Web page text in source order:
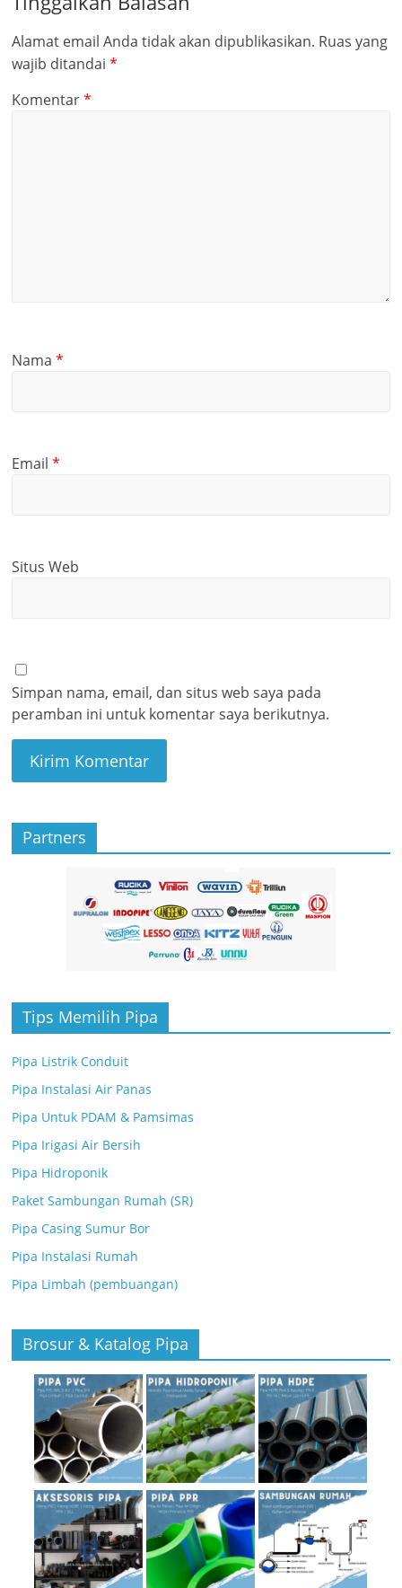
Alamat email Anda tidak akan dipublikasikan. Ruas yang
wajib ditandai*
Komentar*
Nama*
Email*
Situs Web
Simpan nama, email, dan situs web saya pada
peramban ini untuk komentar saya berikutnya.
Partners
Tips Memilih Pipa
Pipa Listrik Conduit
Pipa Instalasi Air Panas
Pipa Untuk PDAM & Pamsimas
Pipa Irigasi Air Bersih
Pipa Hidroponik
Paket Sambungan Rumah (SR)
Pipa Casing Sumur Bor
Pipa Instalasi Rumah
Pipa Limbah (pembuangan)
Brosur & Katalog Pipa